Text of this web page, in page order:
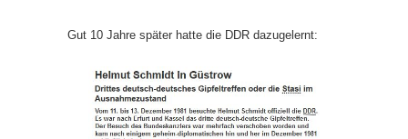
Gut 10 Jahre später hatte die DDR dazugelernt: